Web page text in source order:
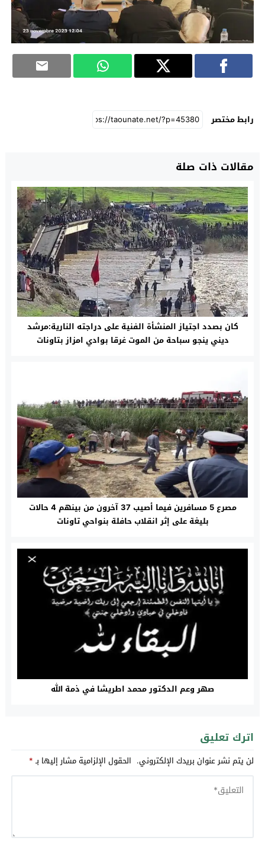
رابط مختصر
مقالات ذات صلة
كان بصدد اجتياز المنشأة الفنية على دراجته النارية:مرشد
ديني ينجو سباحة من الموت غرقا بوادي امزاز بتاونات
مصرع 5 مسافرين فيما أصيب 37 آخرون من بينهم 4 حالات
بليغة على إثر انقلاب حافلة بنواحي تاونات
صهر وعم الدكتور محمد اطريشا في ذمة الله
اترك تعليق
لن يتم نشر عنوان بريدك الإلكتروني. الحقول الإلزامية مشار إليها بـ*